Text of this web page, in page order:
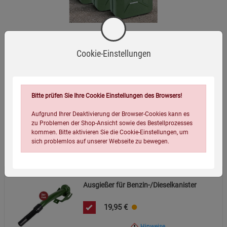
Benzin- und Dieselkanistern mit 21 mm
Rüsseldurchmesser.
Erhältlich einzeln oder als 3er-Pack.
Vorschriften zur Entsorgung von Kunststoffprodukten.
3er-Pack Benzin-/Dieselkanister
(48)
Wird oft zusammen bestellt:
Ausgießer für Benzin-/Dieselkanister
19,95 €
Cookie-Einstellungen
Bitte prüfen Sie Ihre Cookie Einstellungen des Browsers!
Aufgrund Ihrer Deaktivierung der Browser-Cookies kann es
zu Problemen der Shop-Ansicht sowie des Bestellprozesses
kommen. Bitte aktivieren Sie die Cookie-Einstellungen, um
sich problemlos auf unserer Webseite zu bewegen.